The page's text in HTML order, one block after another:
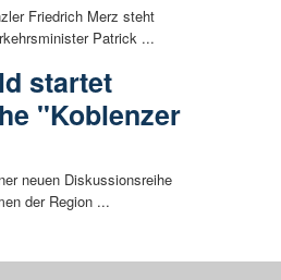
Friedrich Merz steht
Patrick ...
startet
"Koblenzer
neuen Diskussionsreihe
der Region ...